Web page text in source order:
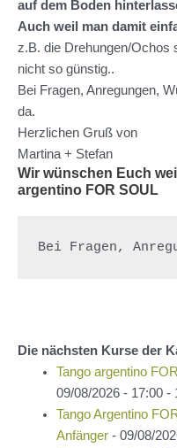
auf dem Boden
Auch weil man damit
z.B. die Drehungen/Ochos
nicht so günstig..
Bei Fragen, Anregungen,
da.
Herzlichen Gruß von
Martina + Stefan
Wir wünschen Euch
argentino FOR SOUL
Bei Fragen,
Die nächsten Kurse der
Tango argentino
09/08/2026 - 17:00 -
Tango Argentino
Anfänger- 09/08/